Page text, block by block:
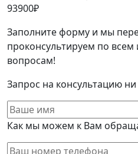
93900₽
Заполните форму и мы
проконсультируем по
вопросам!
Запрос на консультацию
Как мы можем к Вам